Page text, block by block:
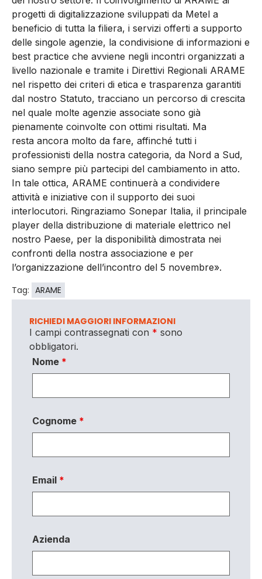
progetti di digitalizzazione sviluppati da Metel a
beneficio di tutta la filiera, i servizi offerti a supporto
delle singole agenzie, la condivisione di informazioni e
best practice che avviene negli incontri organizzati a
livello nazionale e tramite i Direttivi Regionali ARAME
nel rispetto dei criteri di etica e trasparenza garantiti
dal nostro Statuto, tracciano un percorso di crescita
nel quale molte agenzie associate sono già
pienamente coinvolte con ottimi risultati. Ma
resta ancora molto da fare, affinché tutti i
professionisti della nostra categoria, da Nord a Sud,
siano sempre più partecipi del cambiamento in atto.
In tale ottica, ARAME continuerà a condividere
attività e iniziative con il supporto dei suoi
interlocutori. Ringraziamo Sonepar Italia, il principale
player della distribuzione di materiale elettrico nel
nostro Paese, per la disponibilità dimostrata nei
confronti della nostra associazione e per
l’organizzazione dell’incontro del 5 novembre».
Tag: ARAME
RICHIEDI MAGGIORI INFORMAZIONI
I campi contrassegnati con * sono
obbligatori.
Nome *
Cognome *
Email *
Azienda